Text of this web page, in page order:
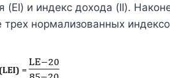
(EI) и индекс дохода (II).
трех нормализованных